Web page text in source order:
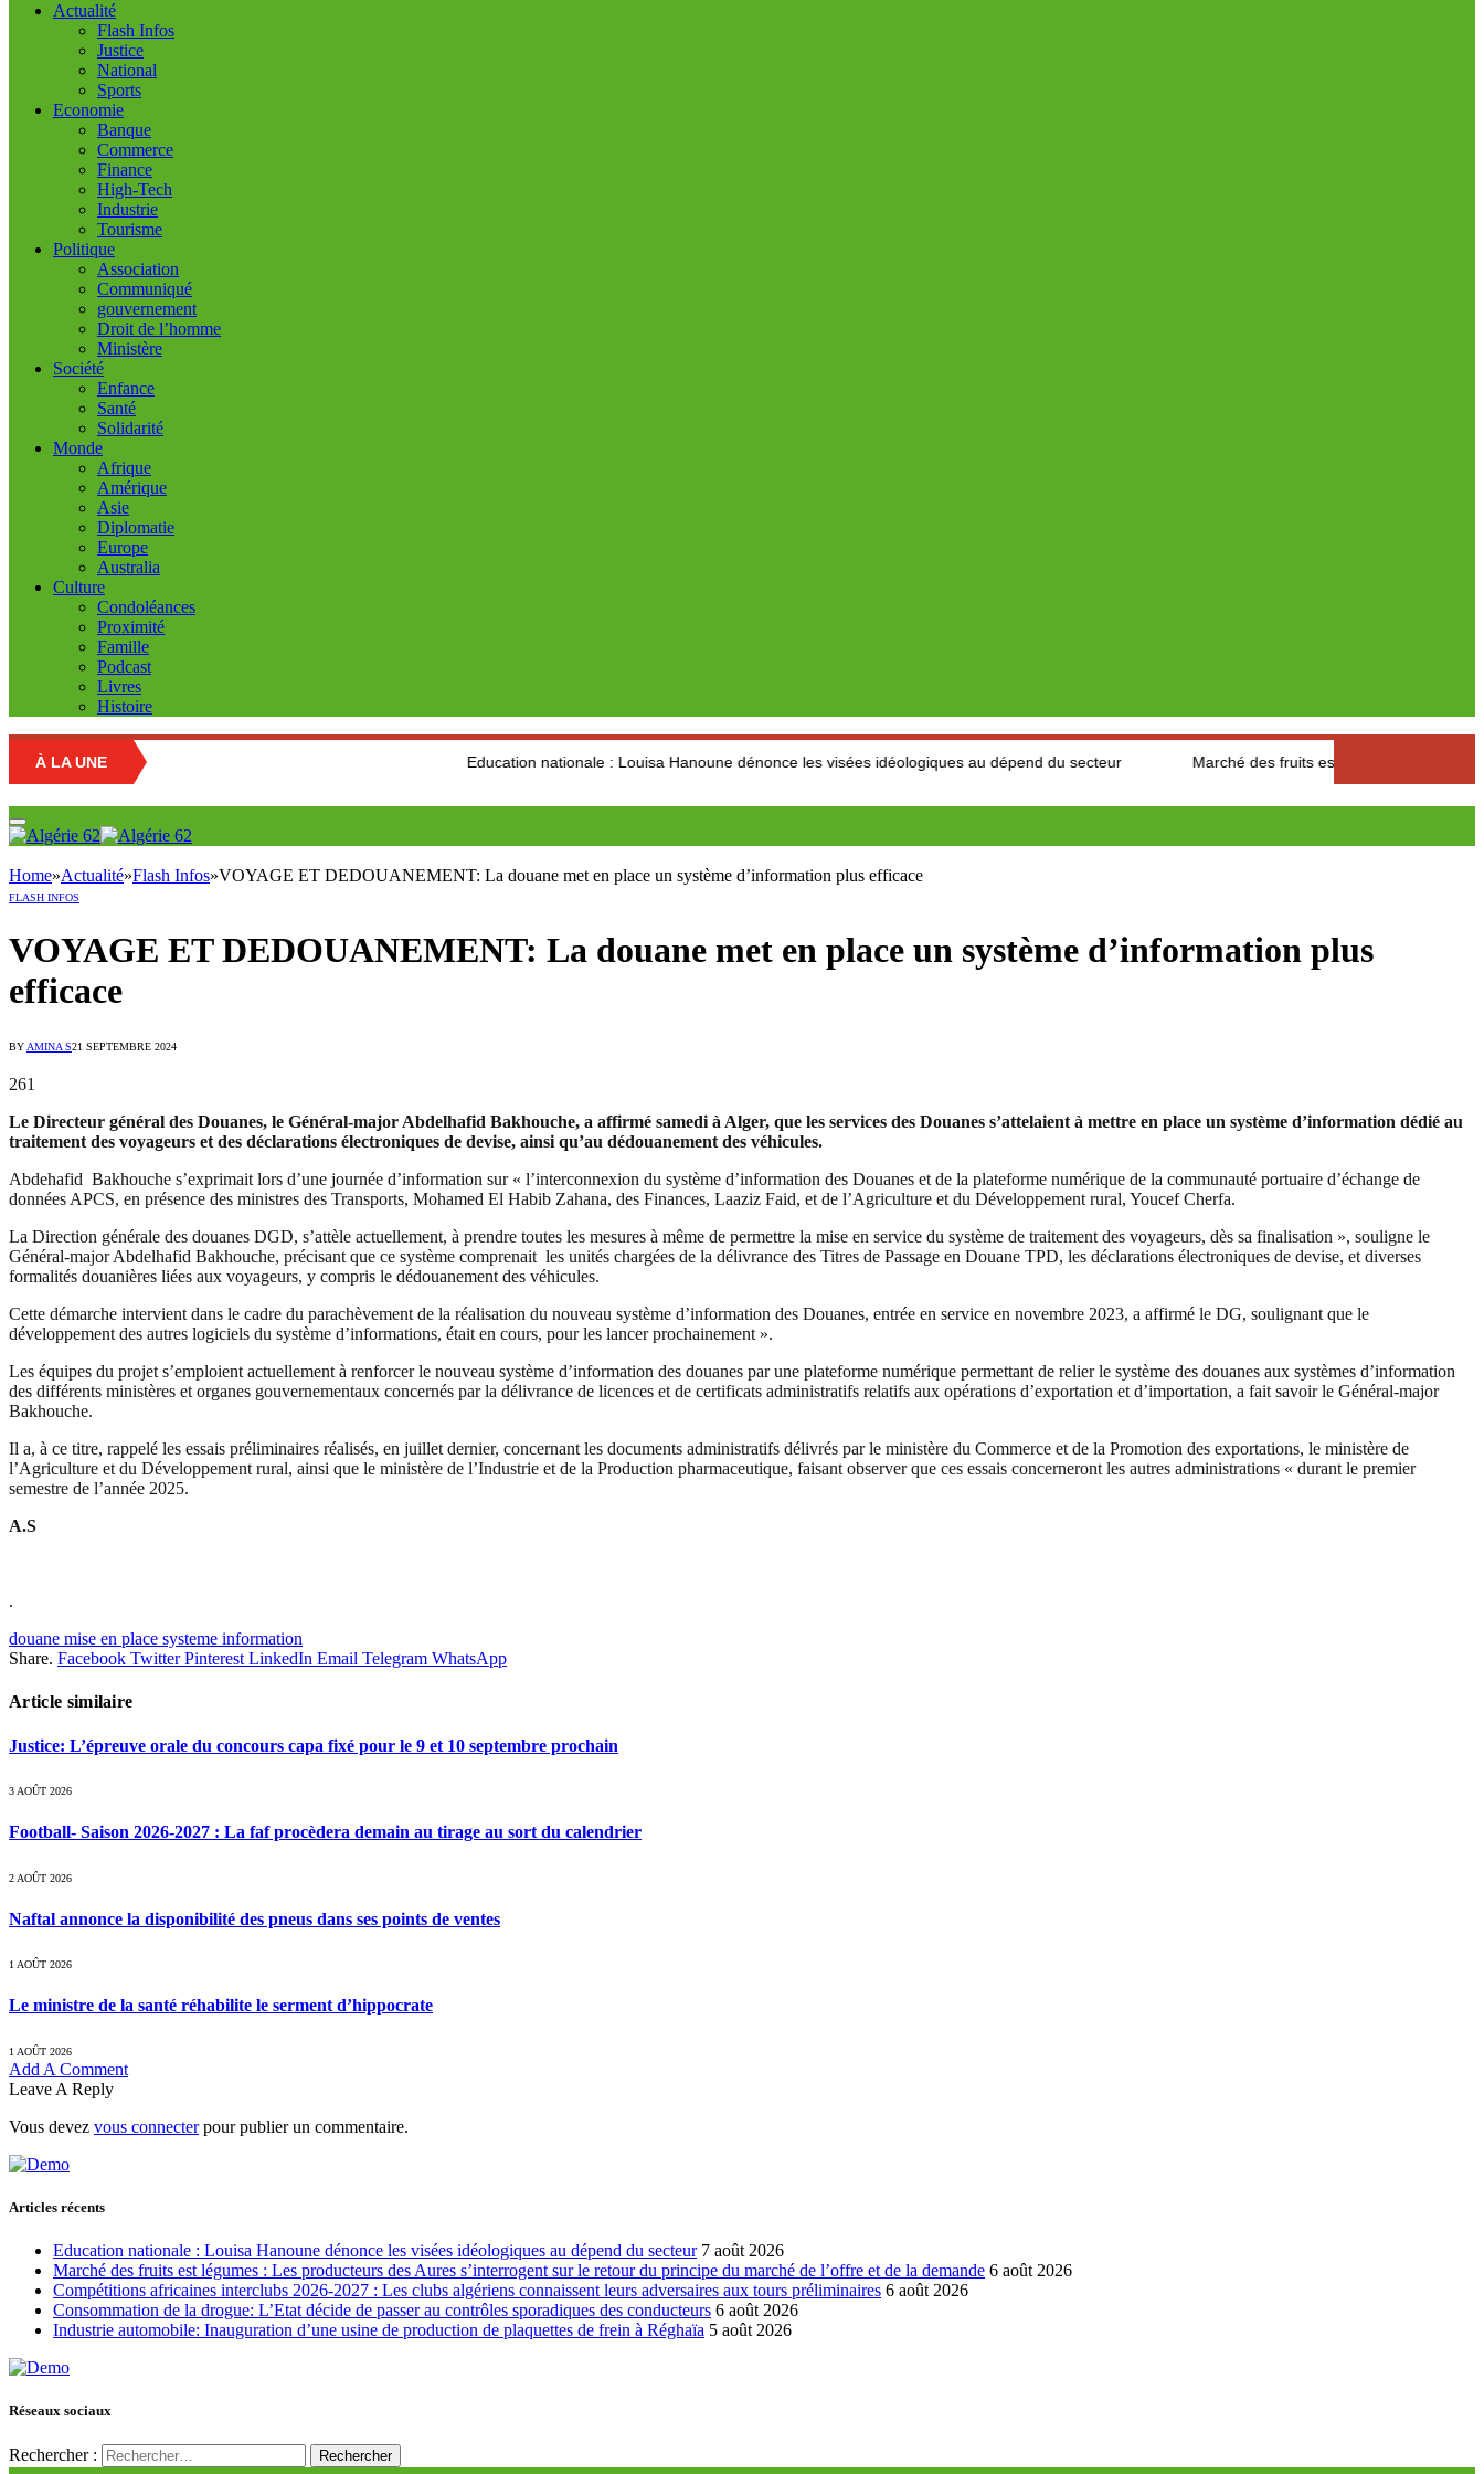
Actualité
Flash Infos
Justice
National
Sports
Economie
Banque
Commerce
Finance
High-Tech
Industrie
Tourisme
Politique
Association
Communiqué
gouvernement
Droit de l’homme
Ministère
Société
Enfance
Santé
Solidarité
Monde
Afrique
Amérique
Asie
Diplomatie
Europe
Australia
Culture
Condoléances
Proximité
Famille
Podcast
Livres
Histoire
À LA UNE Education nationale : Louisa Hanoune dénonce les visées idéologiques au dépend du secteur Marché des fruits est légumes : Les producteurs des
Home»Actualité»Flash Infos»VOYAGE ET DEDOUANEMENT: La douane met en place un système d’information plus efficace
FLASH INFOS
VOYAGE ET DEDOUANEMENT: La douane met en place un système d’information plus
efficace
BYAMINA S21 SEPTEMBRE 2024
261
Le Directeur général des Douanes, le Général-major Abdelhafid Bakhouche, a affirmé samedi à Alger, que les services des Douanes s’attelaient à mettre en place un système d’information dédié au
traitement des voyageurs et des déclarations électroniques de devise, ainsi qu’au dédouanement des véhicules.
Abdehafid Bakhouche s’exprimait lors d’une journée d’information sur « l’interconnexion du système d’information des Douanes et de la plateforme numérique de la communauté portuaire d’échange de
données APCS, en présence des ministres des Transports, Mohamed El Habib Zahana, des Finances, Laaziz Faid, et de l’Agriculture et du Développement rural, Youcef Cherfa.
La Direction générale des douanes DGD, s’attèle actuellement, à prendre toutes les mesures à même de permettre la mise en service du système de traitement des voyageurs, dès sa finalisation », souligne le
Général-major Abdelhafid Bakhouche, précisant que ce système comprenait les unités chargées de la délivrance des Titres de Passage en Douane TPD, les déclarations électroniques de devise, et diverses
formalités douanières liées aux voyageurs, y compris le dédouanement des véhicules.
Cette démarche intervient dans le cadre du parachèvement de la réalisation du nouveau système d’information des Douanes, entrée en service en novembre 2023, a affirmé le DG, soulignant que le
développement des autres logiciels du système d’informations, était en cours, pour les lancer prochainement ».
Les équipes du projet s’emploient actuellement à renforcer le nouveau système d’information des douanes par une plateforme numérique permettant de relier le système des douanes aux systèmes d’information
des différents ministères et organes gouvernementaux concernés par la délivrance de licences et de certificats administratifs relatifs aux opérations d’exportation et d’importation, a fait savoir le Général-major
Bakhouche.
Il a, à ce titre, rappelé les essais préliminaires réalisés, en juillet dernier, concernant les documents administratifs délivrés par le ministère du Commerce et de la Promotion des exportations, le ministère de
l’Agriculture et du Développement rural, ainsi que le ministère de l’Industrie et de la Production pharmaceutique, faisant observer que ces essais concerneront les autres administrations « durant le premier
semestre de l’année 2025.
A.S
.
douane mise en place systeme information
Share. Facebook Twitter Pinterest LinkedIn Email Telegram WhatsApp
Article similaire
Justice: L’épreuve orale du concours capa fixé pour le 9 et 10 septembre prochain
3 AOÛT 2026
Football- Saison 2026-2027 : La faf procèdera demain au tirage au sort du calendrier
2 AOÛT 2026
Naftal annonce la disponibilité des pneus dans ses points de ventes
1 AOÛT 2026
Le ministre de la santé réhabilite le serment d’hippocrate
1 AOÛT 2026
Add A Comment
Leave A Reply
Vous devez vous connecterpour publier un commentaire.
Articles récents
Education nationale : Louisa Hanoune dénonce les visées idéologiques au dépend du secteur 7 août 2026
Marché des fruits est légumes : Les producteurs des Aures s’interrogent sur le retour du principe du marché de l’offre et de la demande 6 août 2026
Compétitions africaines interclubs 2026-2027 : Les clubs algériens connaissent leurs adversaires aux tours préliminaires 6 août 2026
Consommation de la drogue: L’Etat décide de passer au contrôles sporadiques des conducteurs 6 août 2026
Industrie automobile: Inauguration d’une usine de production de plaquettes de frein à Réghaïa 5 août 2026
Réseaux sociaux
Rechercher :